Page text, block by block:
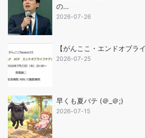
の…
2026-07-26
【がんここ・エンドオブラ
2026-07-25
早くも夏バテ (＠_＠;)
2026-07-15